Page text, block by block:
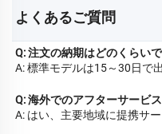
よくあるご質問
Q: 注文の納期はどのくらい
A: 標準モデルは15～30日で
Q: 海外でのアフターサービ
A: はい、主要地域に提携サ